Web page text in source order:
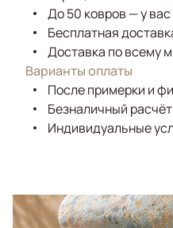
До 50 ковров — у
Бесплатная
Доставка по всему
Варианты оплаты
После примерки и
Безналичный
Индивидуальные